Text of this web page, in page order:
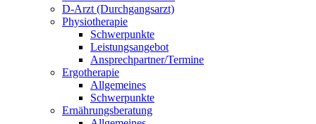
D-Arzt (Durchgangsarzt)
Physiotherapie
Schwerpunkte
Leistungsangebot
Ansprechpartner/Termine
Ergotherapie
Allgemeines
Schwerpunkte
Ernährungsberatung